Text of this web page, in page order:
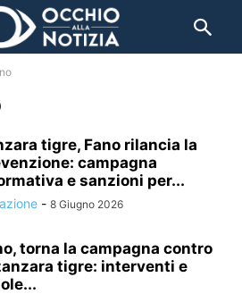
tigre, Fano rilancia la
campagna
e sanzioni per...
- 8 Giugno 2026
torna la campagna contro
tigre: interventi e